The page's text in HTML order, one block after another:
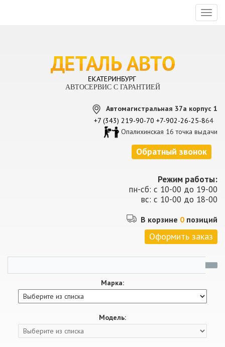
АВТОСЕРВИС С ГАРАНТИЕЙ
Автомагистральная 37а корпус 1
+7 (343) 219-90-70 +7-902-26-25-864
Опалихинская 16 точка выдачи
Обратный звонок
Режим работы:
пн-сб: с 10-00 до 19-00
вс: с 10-00 до 18-00
В корзине 0 позиций
Оформить заказ
Марка:
Модель: